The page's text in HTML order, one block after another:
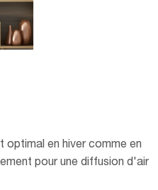
en hiver comme en
pour une diffusion d'air